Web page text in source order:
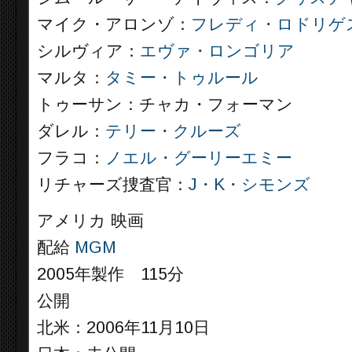
マイク・アロンゾ： フレディ・ロドリゲ
シルヴィア： エヴァ・ロンゴリア
マルタ： タミー・トゥルール
トゥーサン：チャカ・フォーマン
ダレル： テリー・クルーズ
フラコ： ノエル・グーリーエミー
リチャーズ捜査官： J・K・シモンズ
アメリカ 映画
配給 MGM
2005年製作 115分
公開
北米：2006年11月10日